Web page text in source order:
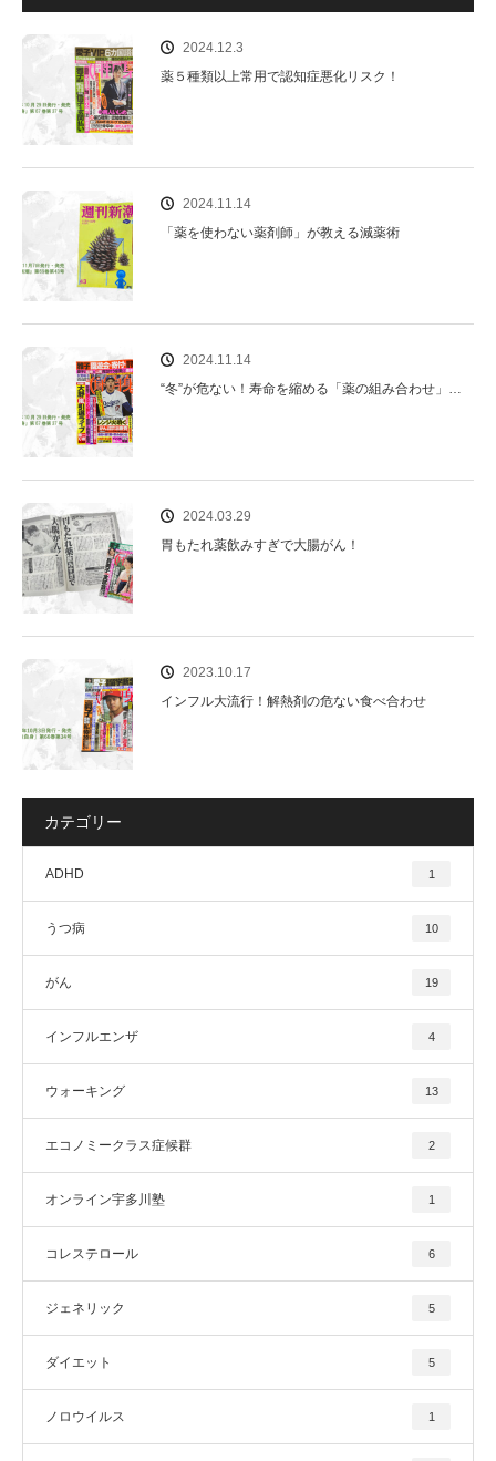
2024.12.3
薬５種類以上常用で認知症悪化リスク！
2024.11.14
「薬を使わない薬剤師」が教える減薬術
2024.11.14
“冬”が危ない！寿命を縮める「薬の組み合わせ」…
2024.03.29
胃もたれ薬飲みすぎで大腸がん！
2023.10.17
インフル大流行！解熱剤の危ない食べ合わせ
カテゴリー
ADHD 1
うつ病 10
がん 19
インフルエンザ 4
ウォーキング 13
エコノミークラス症候群 2
オンライン宇多川塾 1
コレステロール 6
ジェネリック 5
ダイエット 5
ノロウイルス 1